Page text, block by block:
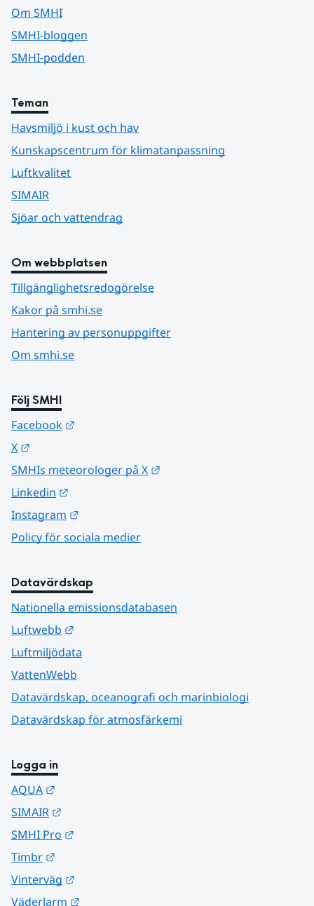
Om SMHI
SMHI-bloggen
SMHI-podden
Teman
Havsmiljö i kust och hav
Kunskapscentrum för klimatanpassning
Luftkvalitet
SIMAIR
Sjöar och vattendrag
Om webbplatsen
Tillgänglighetsredogörelse
Kakor på smhi.se
Hantering av personuppgifter
Om smhi.se
Följ SMHI
Facebook
X
SMHIs meteorologer på X
Linkedin
Instagram
Policy för sociala medier
Datavärdskap
Nationella emissionsdatabasen
Luftwebb
Luftmiljödata
VattenWebb
Datavärdskap, oceanografi och marinbiologi
Datavärdskap för atmosfärkemi
Logga in
AQUA
SIMAIR
SMHI Pro
Timbr
Vinterväg
Väderlarm